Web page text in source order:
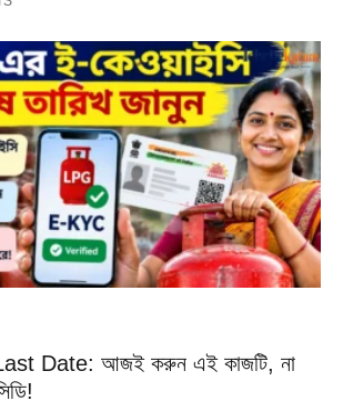
Date: আজই করুন এই কাজটি, না